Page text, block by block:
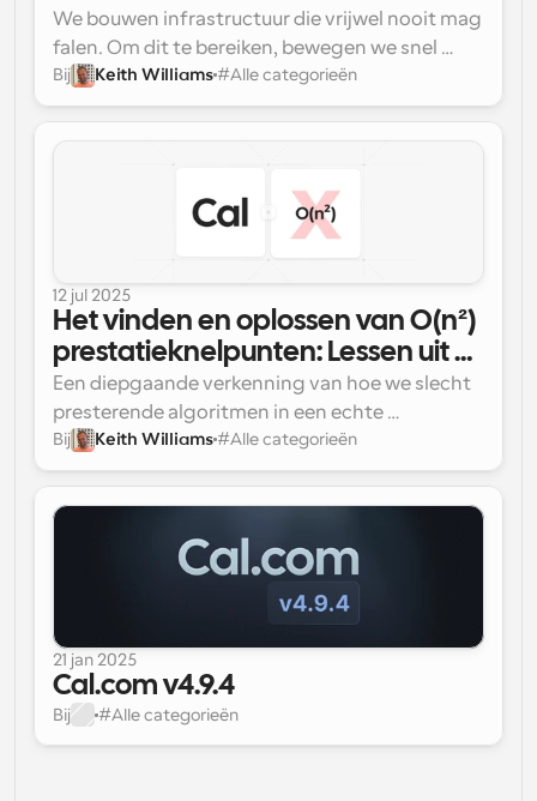
We bouwen infrastructuur die vrijwel nooit mag
falen. Om dit te bereiken, bewegen we snel
terwijl we geweldige kwaliteitssoftware leveren
zonder ergens op te beknibbelen of concessies
engineeringstandaarden die ons zullen
begeleiden tot 2026 en verder.
Bij Keith Williams #Alle categorieën
12 jul 2025
Het vinden en oplossen van O(n²)
prestatieknelpunten: Lessen uit
Cal.com's algoritme-
optimalisaties
Een diepgaande verkenning van hoe we slecht
presterende algoritmen in een echte
productcodebase hebben gedetecteerd,
geanalyseerd en geoptimaliseerd.
Bij Keith Williams #Alle categorieën
21 jan 2025
Cal.com v4.9.4
Bij #Alle categorieën